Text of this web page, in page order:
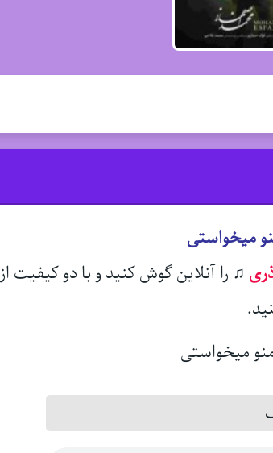
میخواستی
♫ را آنلاین گوش کنید و با دو کیفیت از